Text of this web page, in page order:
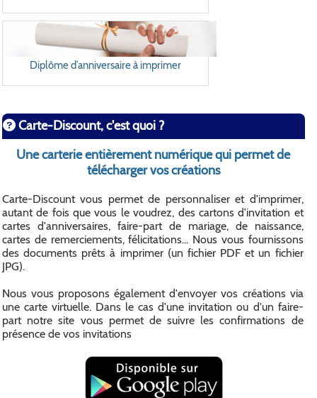
Diplôme d’anniversaire à imprimer
Carte-Discount, c'est quoi ?
Une carterie entièrement numérique qui permet de
télécharger vos créations
Carte-Discount vous permet de personnaliser et d'imprimer,
autant de fois que vous le voudrez, des cartons d'invitation et
cartes d'anniversaires, faire-part de mariage, de naissance,
cartes de remerciements, félicitations... Nous vous fournissons
des documents prêts à imprimer (un fichier PDF et un fichier
JPG).
Nous vous proposons également d'envoyer vos créations via
une carte virtuelle. Dans le cas d'une invitation ou d'un faire-
part notre site vous permet de suivre les confirmations de
présence de vos invitations